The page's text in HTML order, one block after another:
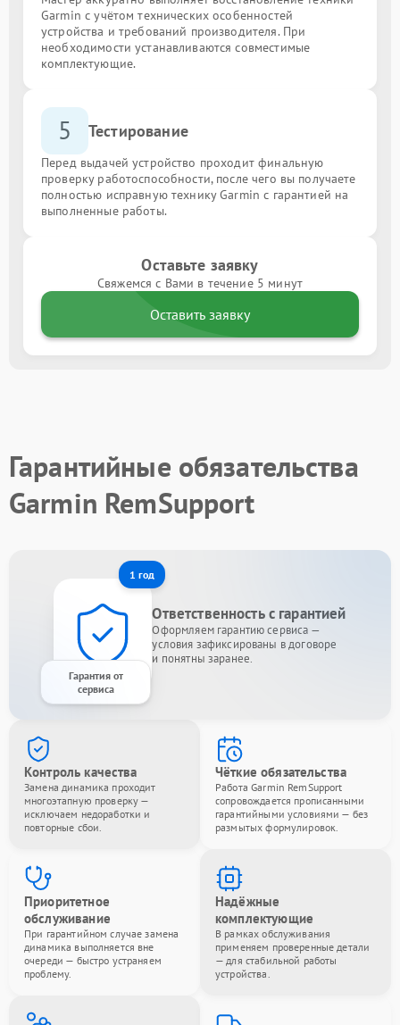
Garmin с учётом технических особенностей
устройства и требований производителя. При
необходимости устанавливаются совместимые
комплектующие.
5 Тестирование
Перед выдачей устройство проходит финальную
проверку работоспособности, после чего вы получаете
полностью исправную технику Garmin с гарантией на
выполненные работы.
Оставьте заявку
Свяжемся с Вами в течение 5 минут
Оставить заявку
Гарантийные обязательства
Garmin RemSupport
1 год
Гарантия от
сервиса
Ответственность с гарантией
Оформляем гарантию сервиса —
условия зафиксированы в договоре
и понятны заранее.
Контроль качества
Замена динамика проходит
многоэтапную проверку —
исключаем недоработки и
повторные сбои.
Чёткие обязательства
Работа Garmin RemSupport
сопровождается прописанными
гарантийными условиями — без
размытых формулировок.
Приоритетное
обслуживание
При гарантийном случае замена
динамика выполняется вне
очереди — быстро устраняем
проблему.
Надёжные
комплектующие
В рамках обслуживания
применяем проверенные детали
— для стабильной работы
устройства.